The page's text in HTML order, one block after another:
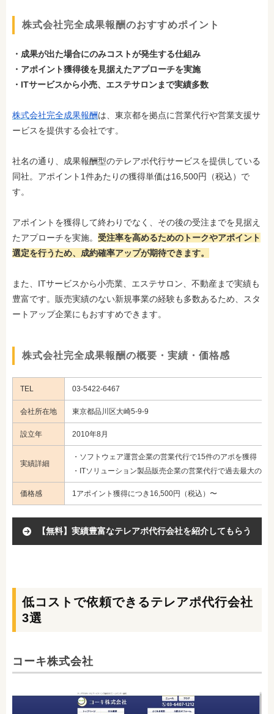
株式会社完全成果報酬のおすすめポイント
・成果が出た場合にのみコストが発生する仕組み
・アポイント獲得後を見据えたアプローチを実施
・ITサービスから小売、エステサロンまで実績多数
株式会社完全成果報酬は、東京都を拠点に営業代行や営業支援サ
ービスを提供する会社です。
社名の通り、成果報酬型のテレアポ代行サービスを提供している
同社。アポイント1件あたりの獲得単価は16,500円（税込）で
す。
アポイントを獲得して終わりでなく、その後の受注までを見据え
たアプローチを実施。 受注率を高めるためのトークやアポイント
選定を行うため、成約確率アップが期待できます。
また、ITサービスから小売業、エステサロン、不動産まで実績も
豊富です。販売実績のない新規事業の経験も多数あるため、スタ
ートアップ企業にもおすすめできます。
株式会社完全成果報酬の概要・実績・価格感
TEL 03-5422-6467
会社所在地 東京都品川区大崎5-9-9
設立年 2010年8月
実績詳細
・ソフトウェア運営企業の営業代行で15件のアポを獲得
・ITソリューション製品販売企業の営業代行で過去最大のア
価格感 1アポイント獲得につき16,500円（税込）〜
【無料】実績豊富なテレアポ代行会社を紹介してもらう
低コストで依頼できるテレアポ代行会社
3選
コーキ株式会社